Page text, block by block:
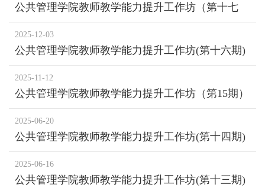
公共管理学院教师教学能力提升工作坊（第十七
期）2026年度学校青年教师教学比赛选拔赛
2025-12-03
公共管理学院教师教学能力提升工作坊(第十六期)
2025年度高校教师省级培训分享活动
2025-11-12
公共管理学院教师教学能力提升工作坊（第15期）
暨2025年秋季学期劳动教育师资专题培训—劳动权
益保障视角下高校劳动教育教学实践
2025-06-20
公共管理学院教师教学能力提升工作坊(第十四期)
青年教师教学比赛经验分享
2025-06-16
公共管理学院教师教学能力提升工作坊(第十三期)